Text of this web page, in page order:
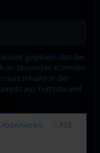
gegeben, das der
im Dezember kommen
neue Inhalte in der
aus Fortnite und
Abonnieren RSS